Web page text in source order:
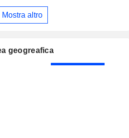
Mostra altro
geogreafica